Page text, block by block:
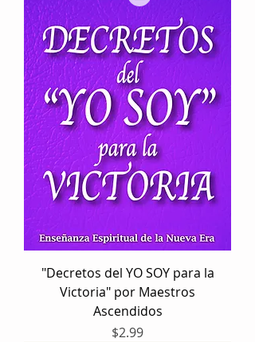
"Decretos del YO SOY para la
Victoria" por Maestros
Ascendidos
Precio
$2.99